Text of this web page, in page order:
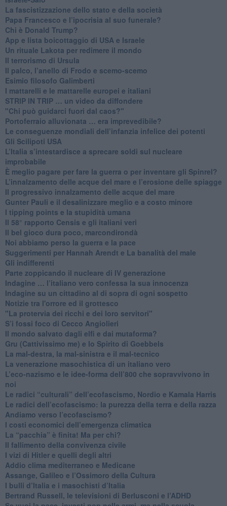
​La fascistizzazione dello stato e della società
Papa Francesco e l’ipocrisia al suo funerale?
​Chi è Donald Trump?
App e lista boicottaggio di USA e Israele
​Un rituale Lakota per redimere il mondo
Il terrorismo di Ursula
​Il palco, l’anello di Frodo e scemo-scemo
Esimio filosofo Galimberti
​I mattarelli e le mattarelle europei e italiani
​STRIP IN TRIP … un video da diffondere
"Chi può guidarci fuori dal caos?"
​Portoferraio alluvionata … era imprevedibile?
Le conseguenze mondiali dell’infanzia infelice dei potenti
​Gli Scilipoti USA
L’Italia s’intestardisce a sprecare soldi sul nucleare
improbabile
È meglio pagare per fare la guerra o per inventare gli Spinrel?
​L’innalzamento delle acque del mare e l’erosione delle spiagge
​Il progressivo innalzamento delle acque del mare
​Gunter Pauli e il desalinizzare meglio e a costo minore
I tipping points e la stupidità umana
​Il 58° rapporto Censis e gli italiani veri
​Il bel gioco dura poco, marcondirondà
Noi abbiamo perso la guerra e la pace
Suggerimenti per Hannah Arendt e La banalità del male
​Gli indifferenti
Parte zoppicando il nucleare di IV generazione
​Indagine … l’italiano vero confessa la sua innocenza
Indagine su un cittadino al di sopra di ogni sospetto
Notizie tra l'orrore ed il grottesco
"La protervia dei ricchi e dei loro servitori"
S’i fossi foco di Cecco Angiolieri
​Il mondo salvato dagli elfi e dai mutaforma?
Gru (Cattivissimo me) e lo Spirito di Goebbels
​La mal-destra, la mal-sinistra e il mal-tecnico
​La venerazione masochistica di un italiano vero
​L’eco-nazismo e le idee-forma dell’800 che sopravvivono in
noi
​Le radici “culturali” dell’ecofascismo, Nordio e Kamala Harris
Le radici dell’ecofascismo: la purezza della terra e della razza
Andiamo verso l’ecofascismo?
I costi economici dell’emergenza climatica
​La “pacchia” è finita! Ma per chi?
​Il fallimento della convivenza civile
​I vizi di Hitler e quelli degli altri
Addio clima mediterraneo e Medicane
​Assange, Galileo e l’Ossimoro della Cultura
​I bulli d’Italia e i masochisti d’Italia
​Bertrand Russell, le televisioni di Berlusconi e l’ADHD